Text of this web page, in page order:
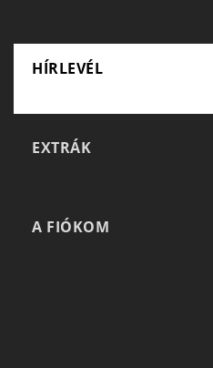
HÍRLEVÉL
EXTRÁK
A FIÓKOM